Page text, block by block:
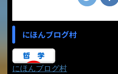
にほんブログ村
にほんブログ村